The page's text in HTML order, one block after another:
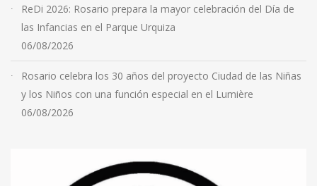
ReDi 2026: Rosario prepara la mayor celebración del Día de
las Infancias en el Parque Urquiza
06/08/2026
Rosario celebra los 30 años del proyecto Ciudad de las Niñas
y los Niños con una función especial en el Lumière
06/08/2026